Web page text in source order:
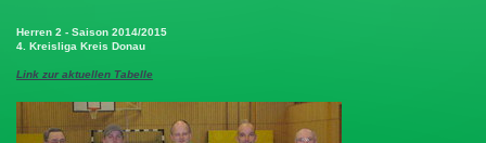
Herren 2 - Saison 2014/2015
4. Kreisliga Kreis Donau
Link zur aktuellen Tabelle